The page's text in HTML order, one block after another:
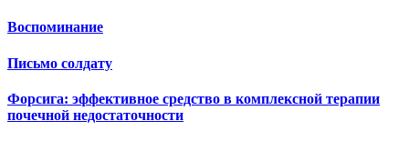
Воспоминание
Письмо солдату
Форсига: эффективное средство в комплексной терапии
почечной недостаточности